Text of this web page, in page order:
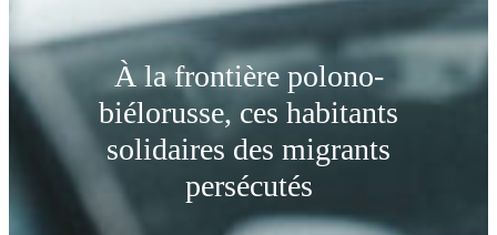
À la frontière polono-
biélorusse, ces habitants
solidaires des migrants
persécutés